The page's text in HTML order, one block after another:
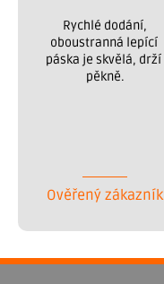
oboustranná lepící
páska je skvělá, drží
pěkně.
Ověřený zákazník